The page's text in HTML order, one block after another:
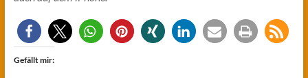
Gefällt mir: